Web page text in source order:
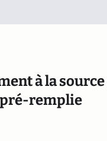
à la
pré-remplie